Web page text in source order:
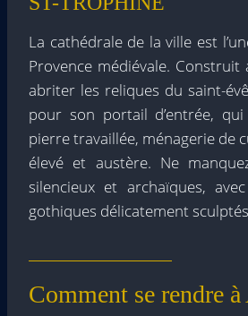
La cathédrale de la ville est
Provence médiévale. Construit
abriter les reliques du saint-
pour son portail d’entrée,
pierre travaillée, ménagerie de
élevé et austère. Ne
silencieux et archaïques,
gothiques délicatement
Comment se rendre